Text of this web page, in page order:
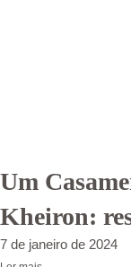
Um
Kheiron:
7 de janeiro de 2024